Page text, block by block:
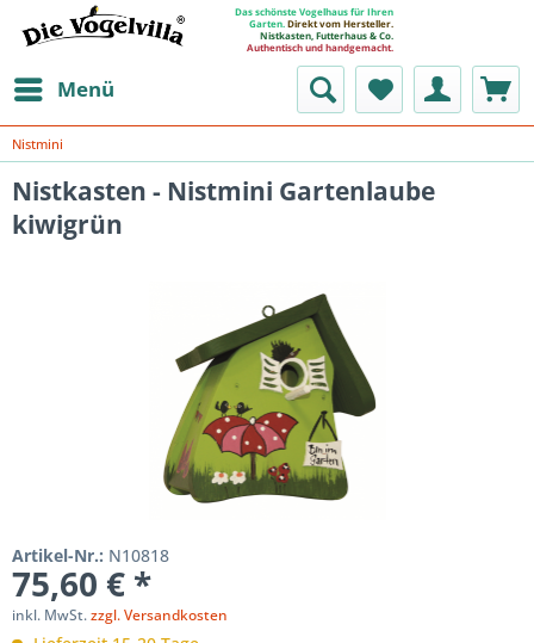
Das schönste Vogelhaus für Ihren
Garten. Direkt vom Hersteller.
Nistkasten, Futterhaus & Co.
Authentisch und handgemacht.
Menü
Nistmini
Nistkasten - Nistmini Gartenlaube
kiwigrün
Artikel-Nr.: N10818
75,60 € *
inkl. MwSt.zzgl. Versandkosten